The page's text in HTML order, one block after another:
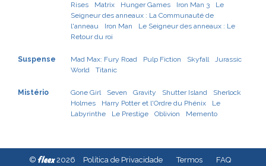
Rises
Matrix Hunger Games Iron Man 3
Le
Seigneur des anneaux : La Communauté de
l'anneau
Iron Man
Le Seigneur des anneaux : Le
Retour du roi
Suspense Mad Max: Fury Road Pulp Fiction Skyfall
Jurassic
World
Titanic
Mistério Gone Girl Seven Gravity Shutter Island
Sherlock
Holmes
Harry Potter et l'Ordre du Phénix
Le
Labyrinthe
Le Prestige Oblivion Memento
© fleex2026 Política de Privacidade Termos FAQ